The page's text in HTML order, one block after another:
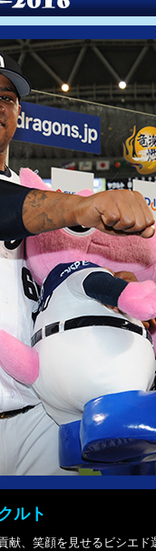
ルト
献、笑顔を見せるビシエ